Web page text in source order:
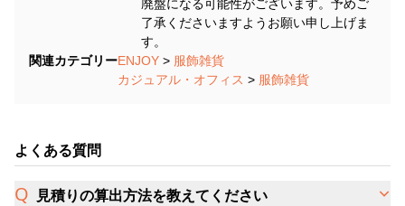
廃盤になる可能性がございます。予めご
了承くださいますようお願い申し上げま
す。
関連カテゴリーENJOY > 服飾雑貨
カジュアル・オフィス > 服飾雑貨
よくある質問
見積りの算出方法を教えてください